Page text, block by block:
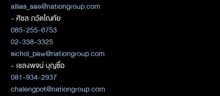
allias_sae@nationgroup.com
- ศิชล ภวัตโณทัย
085-255-6753
02-338-3325
sichol_paw@nationgroup.com
- เชลงพจน์ บุญซื่อ
081-934-2937
chalengpot@nationgroup.com